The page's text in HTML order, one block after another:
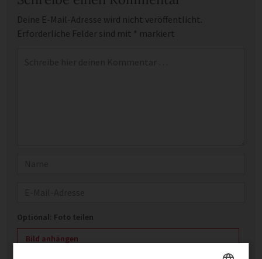
Deine E-Mail-Adresse wird nicht veröffentlicht.
Erforderliche Felder sind mit * markiert
Optional: Foto teilen
Bild anhängen